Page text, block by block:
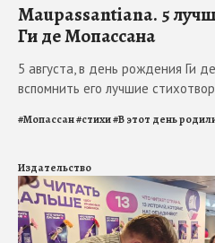
Maupassantiana. 5
Ги де Мопассана
5 августа, в день рождения Ги
вспомнить его лучшие
#Мопассан#стихи#В этот день
Издательство